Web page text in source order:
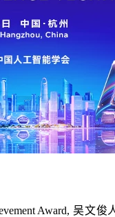
Award, 吴文俊